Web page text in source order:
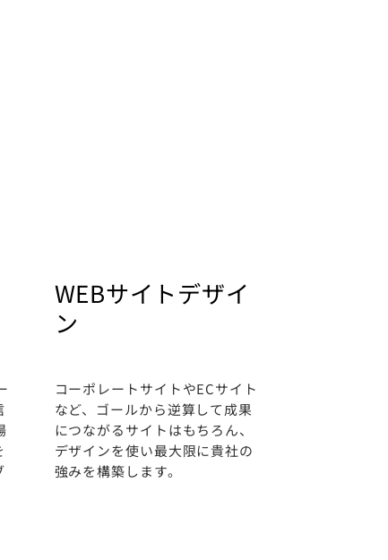
WEBサイトデザイ
ン
コーポレートサイトやECサイト
など、ゴールから逆算して成果
につながるサイトはもちろん、
デザインを使い最大限に貴社の
強みを構築します。